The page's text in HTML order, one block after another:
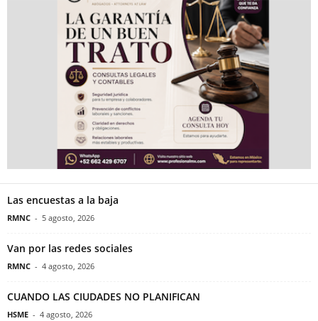
Las encuestas a la baja
RMNC - 5 agosto, 2026
Van por las redes sociales
RMNC - 4 agosto, 2026
CUANDO LAS CIUDADES NO PLANIFICAN
HSME - 4 agosto, 2026